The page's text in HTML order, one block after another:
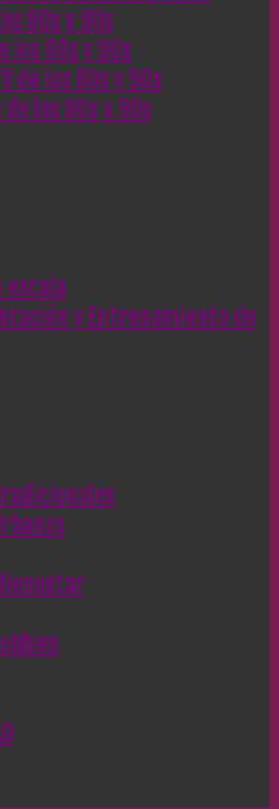
80s y 90s
los 80s y 90s
de los 80s y 90s
los 80s y 90s
escala
y Entrenamiento de